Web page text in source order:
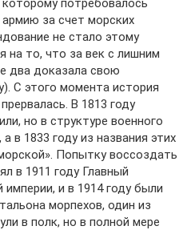
потребовалось
за счет морских
не стало этому
на то, что за век с лишним
два доказала свою
С этого момента история
В 1813 году
но в структуре военного
в 1833 году из названия этих
Попытку воссоздать
в 1911 году Главный
и в 1914 году были
морпехов, один из
в полк, но в полной мере